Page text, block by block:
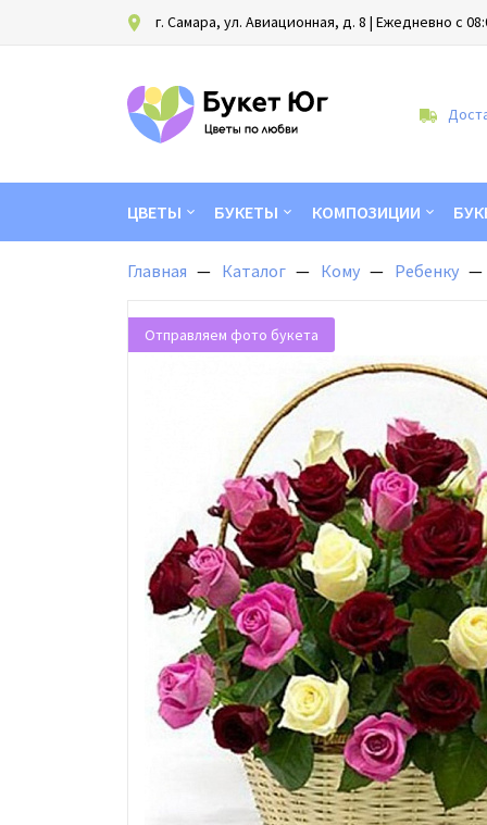
г. Самара, ул. Авиационная, д. 8 | Ежедневно с
ЦВЕТЫ БУКЕТЫ КОМПОЗИЦИИ
Главная Каталог Кому Ребенку
Отправляем фото букета